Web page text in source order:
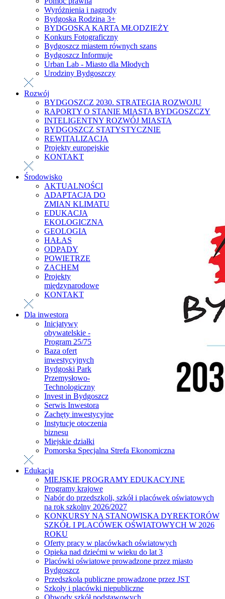
Wyróżnienia i nagrody
Bydgoska Rodzina 3+
BYDGOSKA KARTA MŁODZIEŻY
Konkurs Fotograficzny
Bydgoszcz miastem równych szans
Bydgoszcz Informuje
Urban Lab - Miasto dla Młodych
Urodziny Bydgoszczy
Rozwój
BYDGOSZCZ 2030. STRATEGIA ROZWOJU
RAPORTY O STANIE MIASTA BYDGOSZCZY
INTELIGENTNY ROZWÓJ MIASTA
BYDGOSZCZ STATYSTYCZNIE
REWITALIZACJA
Projekty europejskie
KONTAKT
Środowisko
AKTUALNOŚCI
ADAPTACJA DO
ZMIAN KLIMATU
EDUKACJA
EKOLOGICZNA
GEOLOGIA
HAŁAS
ODPADY
POWIETRZE
ZACHEM
Projekty
międzynarodowe
KONTAKT
Dla inwestora
Inicjatywy
obywatelskie -
Program 25/75
Baza ofert
inwestycyjnych
Bydgoski Park
Przemysłowo-
Technologiczny
Invest in Bydgoszcz
Serwis Inwestora
Zachęty inwestycyjne
Instytucje otoczenia
biznesu
Miejskie działki
Pomorska Specjalna Strefa Ekonomiczna
Edukacja
MIEJSKIE PROGRAMY EDUKACYJNE
Programy krajowe
Nabór do przedszkoli, szkół i placówek oświatowych
na rok szkolny 2026/2027
KONKURSY NA STANOWISKA DYREKTORÓW
SZKÓŁ I PLACÓWEK OŚWIATOWYCH W 2026
ROKU
Oferty pracy w placówkach oświatowych
Opieka nad dziećmi w wieku do lat 3
Placówki oświatowe prowadzone przez miasto
Bydgoszcz
Przedszkola publiczne prowadzone przez JST
Szkoły i placówki niepubliczne